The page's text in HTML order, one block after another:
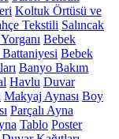
Koltuk Örtüsü ve
Tekstili Salıncak
Bebek
Bebek
Banyo Bakım
Havlu Duvar
Makyaj Aynası Boy
Parçalı Ayna
Tablo Poster